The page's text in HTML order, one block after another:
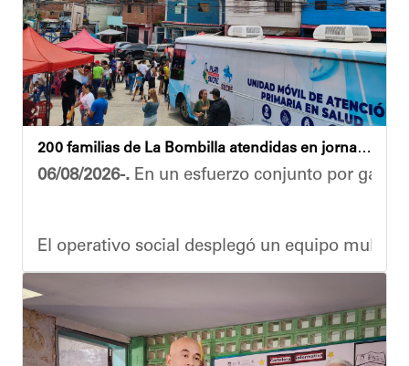
200 familias de La Bombilla atendidas en jornada integral
06/08/2026-. En un esfuerzo conjunto por
El operativo social desplegó un equipo
Durante la actividad, los asistentes contaron